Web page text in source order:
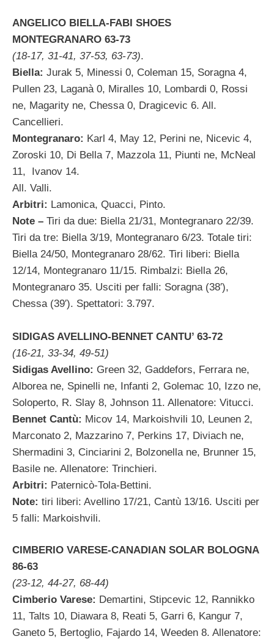
ANGELICO BIELLA-FABI SHOES
MONTEGRANARO 63-73
(18-17, 31-41, 37-53, 63-73).
Biella: Jurak 5, Minessi 0, Coleman 15, Soragna 4,
Pullen 23, Laganà 0, Miralles 10, Lombardi 0, Rossi
ne, Magarity ne, Chessa 0, Dragicevic 6. All.
Cancellieri.
Montegranaro: Karl 4, May 12, Perini ne, Nicevic 4,
Zoroski 10, Di Bella 7, Mazzola 11, Piunti ne, McNeal
11, Ivanov 14.
All. Valli.
Arbitri: Lamonica, Quacci, Pinto.
Note – Tiri da due: Biella 21/31, Montegranaro 22/39.
Tiri da tre: Biella 3/19, Montegranaro 6/23. Totale tiri:
Biella 24/50, Montegranaro 28/62. Tiri liberi: Biella
12/14, Montegranaro 11/15. Rimbalzi: Biella 26,
Montegranaro 35. Usciti per falli: Soragna (38′),
Chessa (39′). Spettatori: 3.797.
SIDIGAS AVELLINO-BENNET CANTU’ 63-72
(16-21, 33-34, 49-51)
Sidigas Avellino: Green 32, Gaddefors, Ferrara ne,
Alborea ne, Spinelli ne, Infanti 2, Golemac 10, Izzo ne,
Soloperto, R. Slay 8, Johnson 11. Allenatore: Vitucci.
Bennet Cantù: Micov 14, Markoishvili 10, Leunen 2,
Marconato 2, Mazzarino 7, Perkins 17, Diviach ne,
Shermadini 3, Cinciarini 2, Bolzonella ne, Brunner 15,
Basile ne. Allenatore: Trinchieri.
Arbitri: Paternicò-Tola-Bettini.
Note: tiri liberi: Avellino 17/21, Cantù 13/16. Usciti per
5 falli: Markoishvili.
CIMBERIO VARESE-CANADIAN SOLAR BOLOGNA
86-63
(23-12, 44-27, 68-44)
Cimberio Varese: Demartini, Stipcevic 12, Rannikko
11, Talts 10, Diawara 8, Reati 5, Garri 6, Kangur 7,
Ganeto 5, Bertoglio, Fajardo 14, Weeden 8. Allenatore: